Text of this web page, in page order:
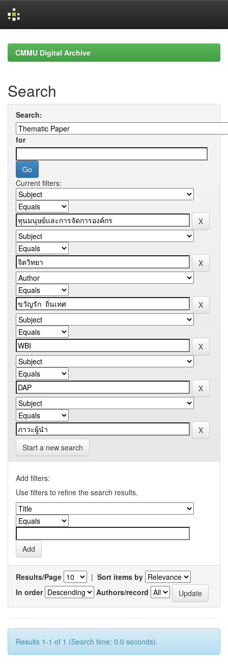
navigationCMMU Digital Archive
Search
Search:
for
Current filters:
Start a new search
Add filters:
Use filters to refine the search results.
Results/Page | Sort items by
In order
Authors/record
Results 1-1 of 1 (Search time: 0.0 seconds).